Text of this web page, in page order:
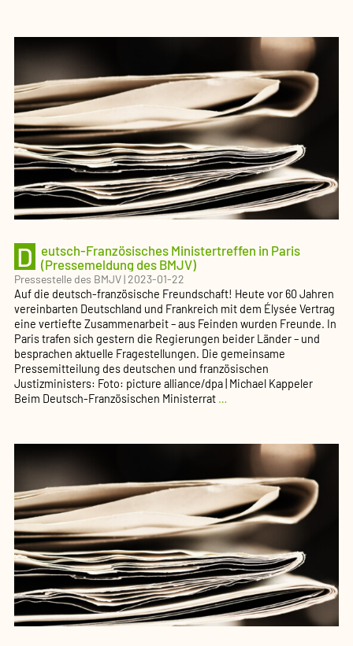
gestartet
BMJV)
D
eutsch-Französisches Ministertreffen in Paris
(Pressemeldung des BMJV)
Pressestelle des BMJV|2023-01-22
Auf die deutsch-französische Freundschaft! Heute vor 60 Jahren
vereinbarten Deutschland und Frankreich mit dem Élysée Vertrag
eine vertiefte Zusammenarbeit – aus Feinden wurden Freunde. In
Paris trafen sich gestern die Regierungen beider Länder – und
besprachen aktuelle Fragestellungen. Die gemeinsame
Pressemitteilung des deutschen und französischen
Justizministers: Foto: picture alliance/dpa | Michael Kappeler
Beim Deutsch-Französischen Ministerrat …
in
(Pressemeldung
des
BMJV)